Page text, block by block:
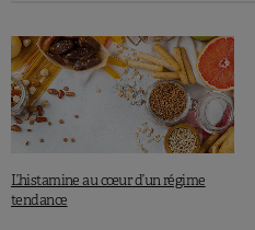
L’histamine au cœur d’un régime
tendance